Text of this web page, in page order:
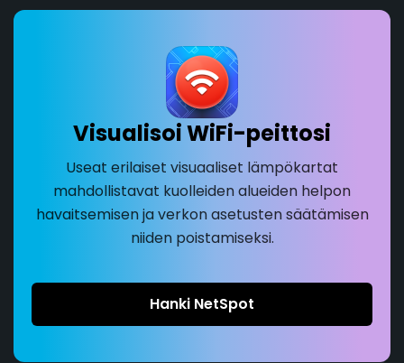
Visualisoi WiFi-peittosi
Useat erilaiset visuaaliset lämpökartat
mahdollistavat kuolleiden alueiden helpon
havaitsemisen ja verkon asetusten säätämisen
niiden poistamiseksi.
Hanki NetSpot